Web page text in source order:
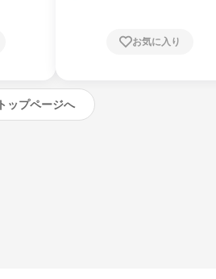
お気に入り
トップページへ